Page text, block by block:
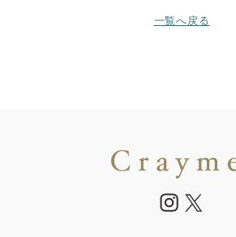
一覧へ戻る